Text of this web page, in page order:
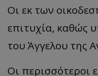
Οι εκ των
επιτυχία, καθώς
του Άγγελου της
Οι περισσότεροι